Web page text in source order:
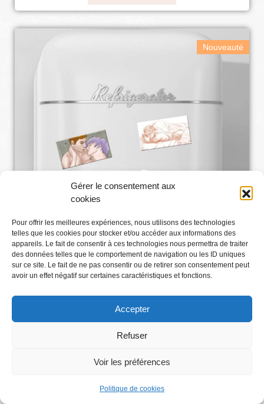
Gérer le consentement aux
cookies
Pour offrir les meilleures expériences, nous utilisons des technologies
telles que les cookies pour stocker et/ou accéder aux informations des
appareils. Le fait de consentir à ces technologies nous permettra de traiter
des données telles que le comportement de navigation ou les ID uniques
sur ce site. Le fait de ne pas consentir ou de retirer son consentement peut
avoir un effet négatif sur certaines caractéristiques et fonctions.
Accepter
Refuser
Voir les préférences
Politique de cookies
Nouveauté